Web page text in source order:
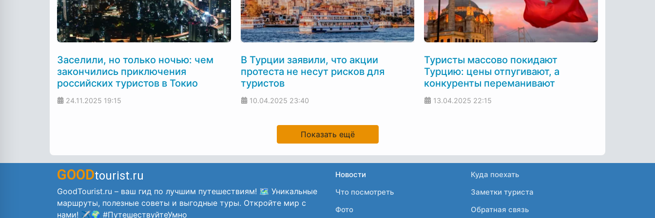
Заселили, но только ночью: чем
закончились приключения
российских туристов в Токио
24.11.2025 19:15
В Турции заявили, что акции
протеста не несут рисков для
туристов
10.04.2025 23:40
Туристы массово покидают
Турцию: цены отпугивают, а
конкуренты переманивают
13.04.2025 22:15
Показать ещё
GOODtourist.ru
GoodTourist.ru – ваш гид по лучшим путешествиям! 🗺️ Уникальные
маршруты, полезные советы и выгодные туры. Откройте мир с
нами! ✈️🌍 #ПутешествуйтеУмно
Новости
Куда поехать
Что посмотреть
Заметки туриста
Фото
Обратная связь